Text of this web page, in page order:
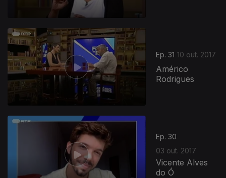
Ep. 31 10 out. 2017
Américo
Rodrigues
Ep. 30
03 out. 2017
Vicente Alves
do Ó